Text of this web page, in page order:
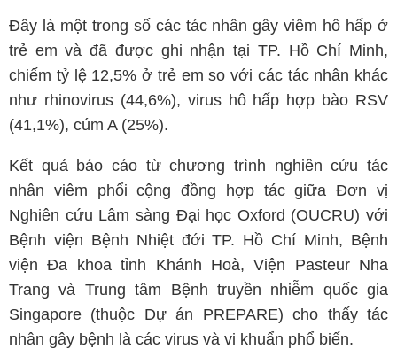
Đây là một trong số các tác nhân gây viêm hô hấp ở
trẻ em và đã được ghi nhận tại TP. Hồ Chí Minh,
chiếm tỷ lệ 12,5% ở trẻ em so với các tác nhân khác
như rhinovirus (44,6%), virus hô hấp hợp bào RSV
(41,1%), cúm A (25%).
Kết quả báo cáo từ chương trình nghiên cứu tác
nhân viêm phổi cộng đồng hợp tác giữa Đơn vị
Nghiên cứu Lâm sàng Đại học Oxford (OUCRU) với
Bệnh viện Bệnh Nhiệt đới TP. Hồ Chí Minh, Bệnh
viện Đa khoa tỉnh Khánh Hoà, Viện Pasteur Nha
Trang và Trung tâm Bệnh truyền nhiễm quốc gia
Singapore (thuộc Dự án PREPARE) cho thấy tác
nhân gây bệnh là các virus và vi khuẩn phổ biến.